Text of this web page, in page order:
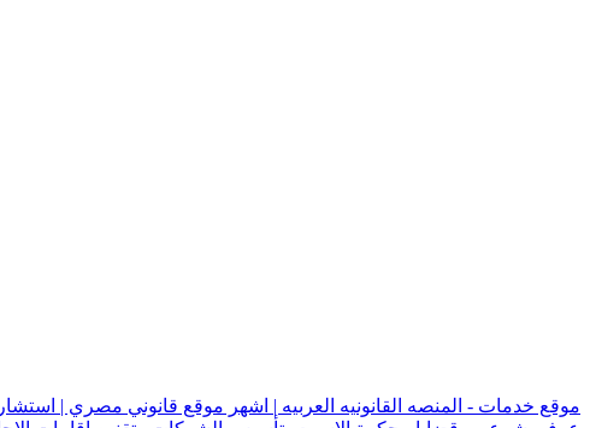
موقع خدمات - المنصه القانونيه العربيه | اشهر موقع قانوني مصري |